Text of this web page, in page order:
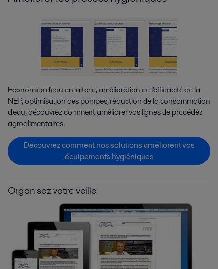
Economies d'eau en laiterie, amélioration de l'efficacité de la
NEP, optimisation des pompes, réduction de la consommation
d'eau, découvrez comment améliorer vos lignes de procédés
agroalimentaires.
Découvrez comment nos solutions améliorent vos
équipements hygiéniques
Organisez votre veille